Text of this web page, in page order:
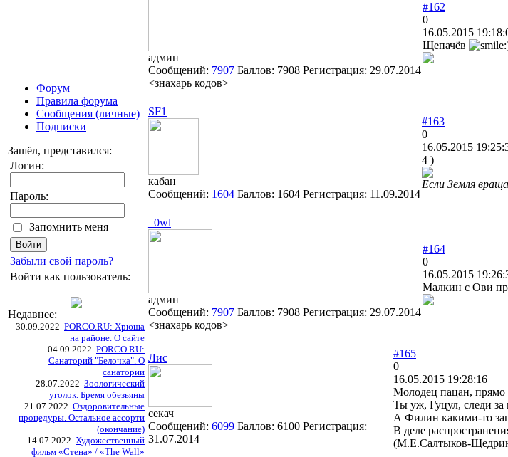
Форум
Правила форума
Сообщения (личные)
Подписки
Зашёл, представился:
Логин:
Пароль:
Запомнить меня
Забыли свой пароль?
Войти как пользователь:
Недавнее:
30.09.2022 PORCO.RU: Хрюша
на районе. О сайте
04.09.2022 PORCO.RU:
Санаторий "Белочка". О
санатории
28.07.2022 Зоологический
уголок. Бремя обезьяны
21.07.2022 Оздоровительные
процедуры. Остальное ассорти
(окончание)
14.07.2022 Художественный
фильм «Стена» / «The Wall»
админ
Сообщений: 7907 Баллов: 7908 Регистрация: 29.07.2014
<знахарь кодов>
#162
0
16.05.2015
Щепачёв
SF1
кабан
Сообщений: 1604 Баллов: 1604 Регистрация: 11.09.2014
#163
0
16.05.2015
4 )
Если Земля
_0wl
админ
Сообщений: 7907 Баллов: 7908 Регистрация: 29.07.2014
<знахарь кодов>
#164
0
16.05.2015
Малкин с Ови
Лис
секач
Сообщений: 6099 Баллов: 6100 Регистрация:
31.07.2014
#165
0
16.05.2015 19:28:16
Молодец пацан, прямо
Ты уж, Гуцул, следи за
А Филин какими-то
В деле
(М.Е.Салтыков-